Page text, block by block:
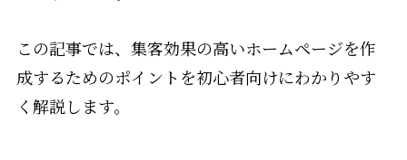
この記事では、集客効果の高いホームページを作
成するためのポイントを初心者向けにわかりやす
く解説します。